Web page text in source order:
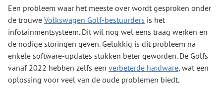
Een probleem waar het meeste over wordt gesproken onder
de trouwe Volkswagen Golf-bestuurders is het
infotainmentsysteem. Dit wil nog wel eens traag werken en
de nodige storingen geven. Gelukkig is dit probleem na
enkele software-updates stukken beter geworden. De Golfs
vanaf 2022 hebben zelfs een verbeterde hardware, wat een
oplossing voor veel van de oude problemen biedt.